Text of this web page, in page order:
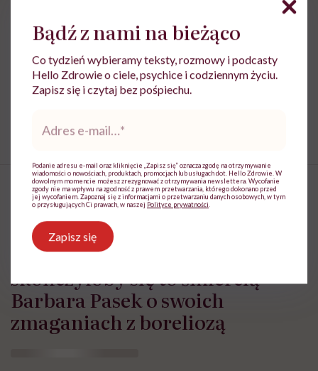
i
Treści zawarte w serwisie mają wyłącznie
charakter informacyjny i nie stanowią porady
lekarskiej. Pamiętaj, że w przypadku
problemów ze zdrowiem należy bezwzględnie
„Gdybym po kolejnym ataku
przestała szukać odpowiedzi, to
skończyłoby się to śmiercią” –
Barbara Pasek o swoich
zmaganiach z boreliozą
Bądź z nami na bieżąco
Co tydzień wybieramy teksty, rozmowy i podcasty
Hello Zdrowie o ciele, psychice i codziennym życiu.
Zapisz się i czytaj bez pośpiechu.
*
Podanie adresu e-mail oraz kliknięcie „Zapisz się” oznacza zgodę na otrzymywanie
wiadomości o nowościach, produktach, promocjach lub usługach dot. Hello Zdrowie. W
dowolnym momencie możesz zrezygnować z otrzymywania newslettera. Wycofanie
zgody nie ma wpływu na zgodność z prawem przetwarzania, którego dokonano przed
jej wycofaniem. Zapoznaj się z informacjami o przetwarzaniu danych osobowych, w tym
o przysługujących Ci prawach, w naszej Polityce prywatności
Zapisz się